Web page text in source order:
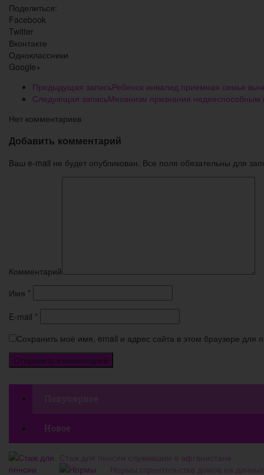
Поделиться:
Facebook
Twitter
Вконтакте
Одноклассники
Google+
Предыдущая записьРебенок инвалид приемная семья
Следующая записьМеханизм признания недееспособным
Нет комментариев
Добавить комментарий
Ваш e-mail не будет опубликован. Все поля обязательны для
Комментарий
Имя *
E-mail *
Сохранить моё имя, email и адрес сайта в этом браузере
Популярное
Новое
Стаж для пенсии служившим в афганистане
Нормы строительства домов на дачных